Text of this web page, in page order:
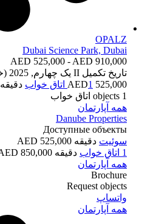
OPALZ
Dubai Science Park, Dubai
AED 525,000 - AED 910,000
تاریخ تکمیل II یک چهارم, 2025 (خارج از طرح)
525,000 AED 1 اتاق خواب دقیقه 850,000 AED
objects 1 اتاق خواب
همه آپارتمان
Danube Properties
Доступные объекты
سوئیت دقیقه 525,000 AED
1 اتاق خواب
دقیقه 850,000 AED
همه آپارتمان
Brochure
Request objects
واتساپ
همه آپارتمان